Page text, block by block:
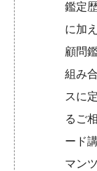
鑑定
に加
顧問
組み
スに
るご
ード
マン